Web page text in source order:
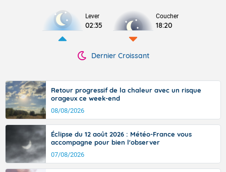
Lever
02:35
Coucher
18:20
Dernier Croissant
Retour progressif de la chaleur avec un risque
orageux ce week-end
08/08/2026
Éclipse du 12 août 2026 : Météo-France vous
accompagne pour bien l'observer
07/08/2026